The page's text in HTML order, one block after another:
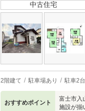
中古住宅
2階建て 駐車場あり 駐車2台
おすすめポイント
富士市入
施設が揃